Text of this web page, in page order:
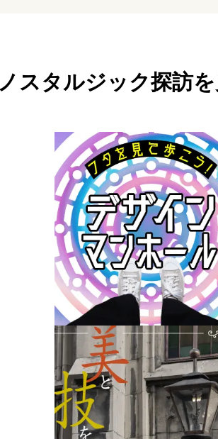
ノスタルジック探訪